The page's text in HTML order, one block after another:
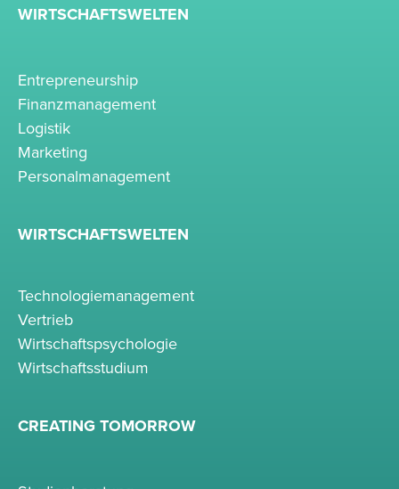
WIRTSCHAFTSWELTEN
Entrepreneurship
Finanzmanagement
Logistik
Marketing
Personalmanagement
WIRTSCHAFTSWELTEN
Technologiemanagement
Vertrieb
Wirtschaftspsychologie
Wirtschaftsstudium
CREATING TOMORROW